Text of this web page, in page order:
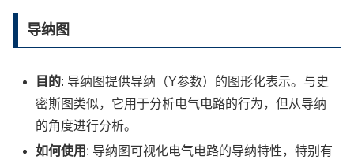
导纳图
目的: 导纳图提供导纳（Y参数）的图形化表示。与史
密斯图类似，它用于分析电气电路的行为，但从导纳
的角度进行分析。
如何使用 : 导纳图可视化电气电路的导纳特性，特别有